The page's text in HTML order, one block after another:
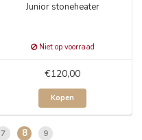
Junior stoneheater
Niet op voorraad
€120,00
Kopen
7 8 9